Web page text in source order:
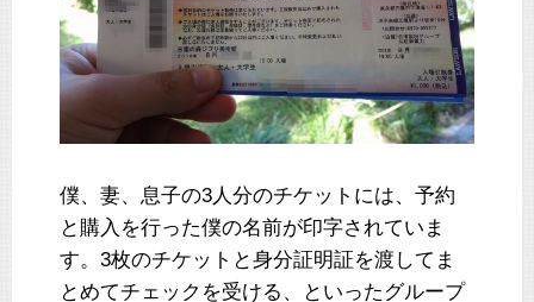
僕、妻、息子の3人分のチケットには、予約
と購入を行った僕の名前が印字されていま
す。3枚のチケットと身分証明証を渡してま
とめてチェックを受ける、といったグループ